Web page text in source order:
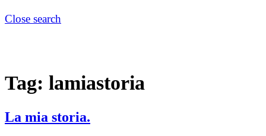
Close search
Tag: lamiastoria
La mia storia.